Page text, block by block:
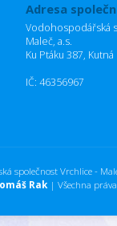
Adresa
Vodohospodářská
Maleč, a.s.
Ku Ptáku 387,
IČ: 46356967
společnost Vrchlice -
Rak | Všechna